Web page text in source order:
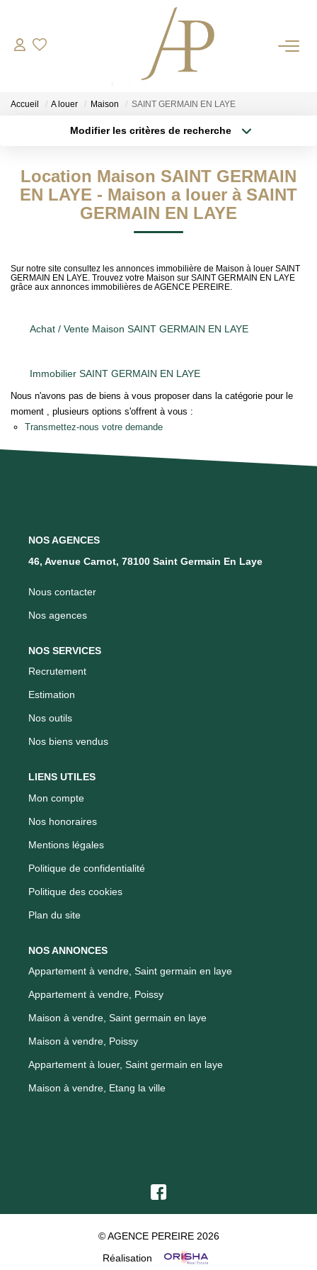
RECRUTEMENT
ESTIMER
Votre Bien
Accueil A louer Maison SAINT GERMAIN EN LAYE
Modifier les critères de recherche
Sélectionnez...
Type de bien
Surface min
Location Maison SAINT GERMAIN
EN LAYE - Maison a louer à SAINT
GERMAIN EN LAYE
Sur notre site consultez les annonces immobilière de Maison à louer SAINT
GERMAIN EN LAYE. Trouvez votre Maison sur SAINT GERMAIN EN LAYE
grâce aux annonces immobilières de AGENCE PEREIRE.
Achat / Vente Maison SAINT GERMAIN EN LAYE
Immobilier SAINT GERMAIN EN LAYE
Nous n'avons pas de biens à vous proposer dans la catégorie pour le
moment , plusieurs options s'offrent à vous :
Transmettez-nous votre demande
NOS AGENCES
46, Avenue Carnot, 78100 Saint Germain En Laye
Nous contacter
Nos agences
NOS SERVICES
Recrutement
Estimation
Nos outils
Nos biens vendus
LIENS UTILES
Mon compte
Nos honoraires
Mentions légales
Politique de confidentialité
Politique des cookies
Plan du site
NOS ANNONCES
Appartement à vendre, Saint germain en laye
Appartement à vendre, Poissy
Maison à vendre, Saint germain en laye
Maison à vendre, Poissy
Appartement à louer, Saint germain en laye
Maison à vendre, Etang la ville
© AGENCE PEREIRE 2026
Réalisation